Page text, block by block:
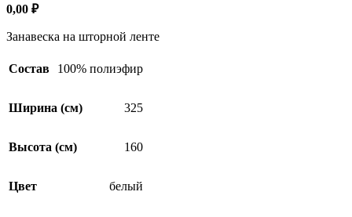
0,00 ₽
Занавеска на шторной ленте
Состав 100% полиэфир
Ширина (см) 325
Высота (см) 160
Цвет белый